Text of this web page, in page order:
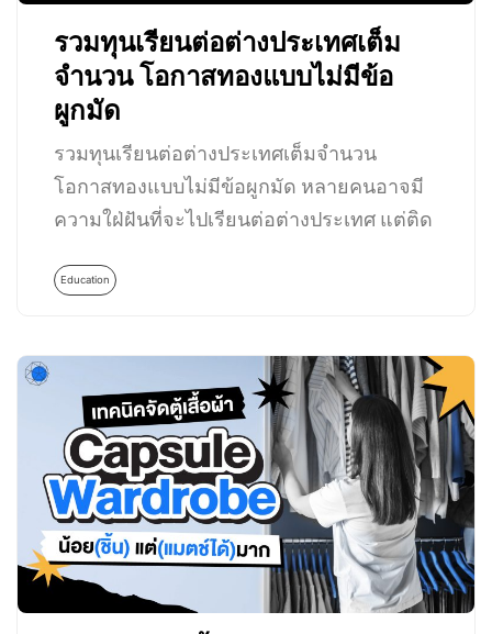
รวมทุนเรียนต่อต่างประเทศเต็ม
จำนวน โอกาสทองแบบไม่มีข้อ
ผูกมัด
รวมทุนเรียนต่อต่างประเทศเต็มจำนวน
โอกาสทองแบบไม่มีข้อผูกมัด หลายคนอาจมี
ความใฝ่ฝันที่จะไปเรียนต่อต่างประเทศ แต่ติด
Education